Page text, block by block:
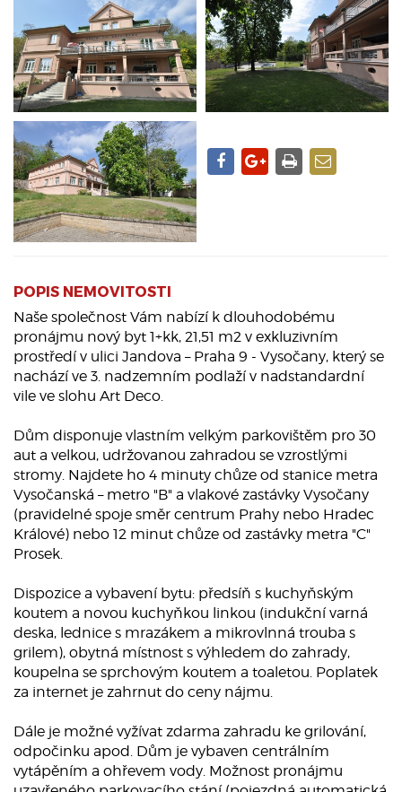
POPIS NEMOVITOSTI
Naše společnost Vám nabízí k dlouhodobému
pronájmu nový byt 1+kk, 21,51 m2 v exkluzivním
prostředí v ulici Jandova – Praha 9 - Vysočany, který se
nachází ve 3. nadzemním podlaží v nadstandardní
vile ve slohu Art Deco.
Dům disponuje vlastním velkým parkovištěm pro 30
aut a velkou, udržovanou zahradou se vzrostlými
stromy. Najdete ho 4 minuty chůze od stanice metra
Vysočanská – metro "B" a vlakové zastávky Vysočany
(pravidelné spoje směr centrum Prahy nebo Hradec
Králové) nebo 12 minut chůze od zastávky metra "C"
Prosek.
Dispozice a vybavení bytu: předsíň s kuchyňským
koutem a novou kuchyňkou linkou (indukční varná
deska, lednice s mrazákem a mikrovlnná trouba s
grilem), obytná místnost s výhledem do zahrady,
koupelna se sprchovým koutem a toaletou. Poplatek
za internet je zahrnut do ceny nájmu.
Dále je možné vyžívat zdarma zahradu ke grilování,
odpočinku apod. Dům je vybaven centrálním
vytápěním a ohřevem vody. Možnost pronájmu